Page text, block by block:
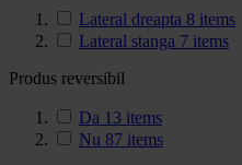
Lateral dreapta 8 items
Lateral stanga 7 items
Produs reversibil
Da 13 items
Nu 87 items